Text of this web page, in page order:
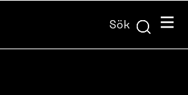
Sök Meny